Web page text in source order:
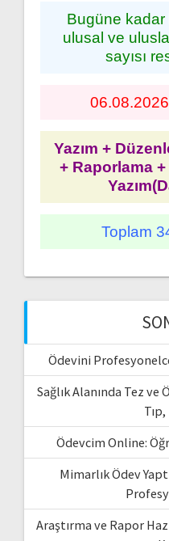
Bugüne kadar
ulusal ve
sayısı
Yazım +
+ Raporlama
Toplam
Ödevini
Sağlık Alanında Tez
Tıp,
Ödevcim Online:
Mimarlık Ödev
Araştırma ve Rapor